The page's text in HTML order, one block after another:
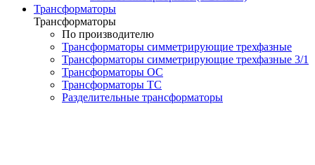
Трансформаторы
Трансформаторы
По производителю
Трансформаторы симметрирующие трехфазные
Трансформаторы симметрирующие трехфазные 3/1
Трансформаторы ОС
Трансформаторы ТС
Разделительные трансформаторы